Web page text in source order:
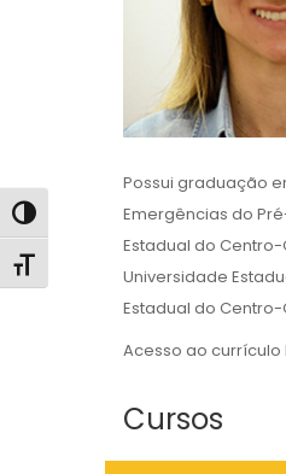
Alternar alto contraste
Alternar tamanho da fonte
Possui graduação
Emergências do
Estadual do
Universidade
Estadual do Centro-
Acesso ao
Cursos